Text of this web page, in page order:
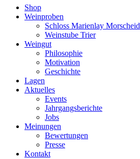
Shop
Weinproben
Schloss Marienlay Morscheid
Weinstube Trier
Weingut
Philosophie
Motivation
Geschichte
Lagen
Aktuelles
Events
Jahrgangsberichte
Jobs
Meinungen
Bewertungen
Presse
Kontakt